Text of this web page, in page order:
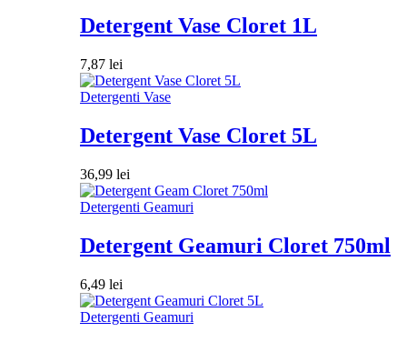
Detergent Vase Cloret 1L
7,87 lei
Detergenti Vase
Detergent Vase Cloret 5L
36,99 lei
Detergenti Geamuri
Detergent Geamuri Cloret 750ml
6,49 lei
Detergenti Geamuri